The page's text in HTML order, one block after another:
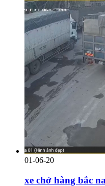
01-06-20
xe chở hàng bắc